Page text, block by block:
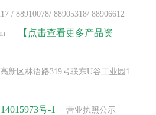
/ 88910078/ 88905318/ 88906612
【点击查看更多产品资
新区林语路319号联东U谷工业园1
号-1 营业执照公示